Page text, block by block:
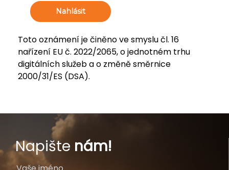
Nahlásit
Toto oznámení je činěno ve smyslu čl. 16
nařízení EU č. 2022/2065, o jednotném trhu
digitálních služeb a o změně směrnice
2000/31/ES (DSA).
Napište nám!